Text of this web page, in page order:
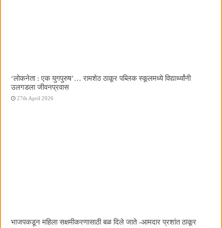
‌‘लोकनेता : एक युगपुरुष‌’… रामशेठ ठाकूर पब्लिक स्कूलमध्ये विद्यार्थ्यांनी
उलगडला जीवनप्रवास
27th April 2026
भाजपकडून महिला सक्षमीकरणासाठी बळ दिले जाते -आमदार प्रशांत ठाकूर